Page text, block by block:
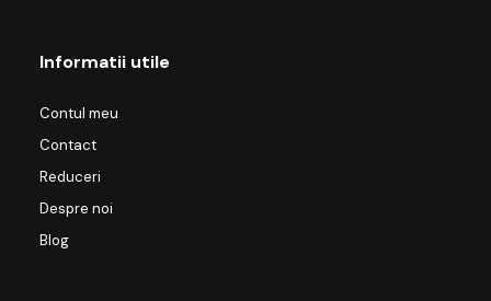
Informatii utile
Contul meu
Contact
Reduceri
Despre noi
Blog